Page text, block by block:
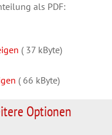
als PDF:
( 37 kByte)
( 66 kByte)
Optionen